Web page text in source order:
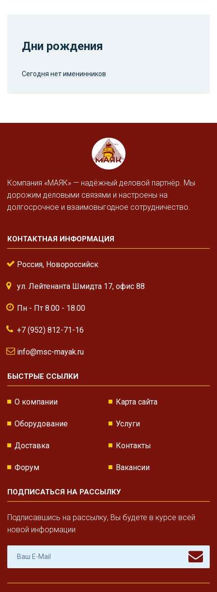
Дни рождения
Сегодня нет именинников
Компания «МАЯК» — надёжный деловой партнёр. Мы
дорожим деловыми связями и настроены на
долгосрочное и взаимовыгодное сотрудничество.
КОНТАКТНАЯ ИНФОРМАЦИЯ
Россия, Новороссийск
ул. Лейтенанта Шмидта 17, офис 88
Пн - Пт 8.00 - 18.00
+7 (952) 812-71-16
info@msc-mayak.ru
БЫСТРЫЕ ССЫЛКИ
О компании Карта сайта
Оборудование Услуги
Доставка Контакты
Форум Вакансии
ПОДПИСАТЬСЯ НА РАССЫЛКУ
Подписавшись на рассылку, Вы будете в курсе всей
новой информации